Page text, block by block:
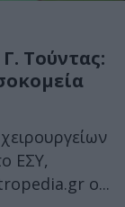
Τούντας:
ΕΣΥ,
ο...